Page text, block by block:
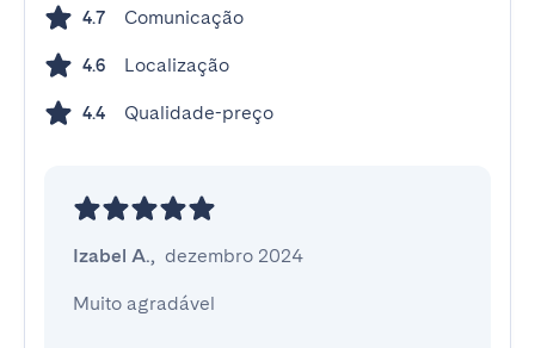
4.7 Comunicação
4.6 Localização
4.4 Qualidade-preço
Izabel A., dezembro 2024
Muito agradável